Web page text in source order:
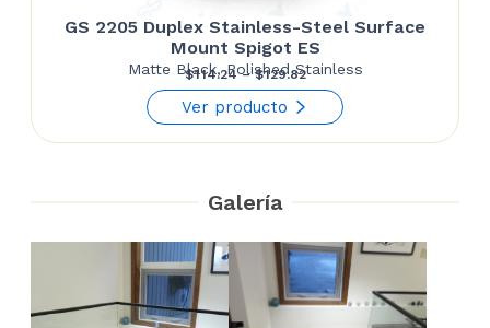
GS 2205 Duplex Stainless-Steel Surface
Mount Spigot ES
Matte Black, Polished Stainless
$114.24 – $129.82Price
range:
Ver producto
Galería